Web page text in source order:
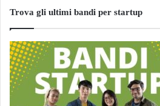
Trova gli ultimi bandi per startup